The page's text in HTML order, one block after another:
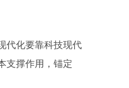
代化要靠科技现代
支撑作用，锚定